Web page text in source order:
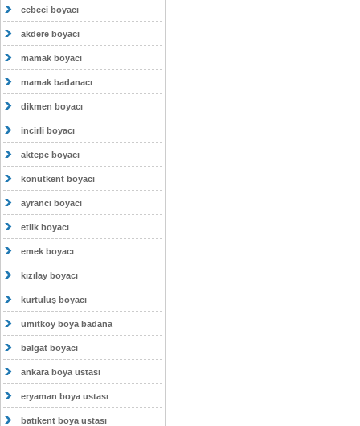
cebeci boyacı
akdere boyacı
mamak boyacı
mamak badanacı
dikmen boyacı
incirli boyacı
aktepe boyacı
konutkent boyacı
ayrancı boyacı
etlik boyacı
emek boyacı
kızılay boyacı
kurtuluş boyacı
ümitköy boya badana
balgat boyacı
ankara boya ustası
eryaman boya ustası
batıkent boya ustası